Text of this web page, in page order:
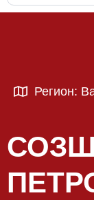
Регион: